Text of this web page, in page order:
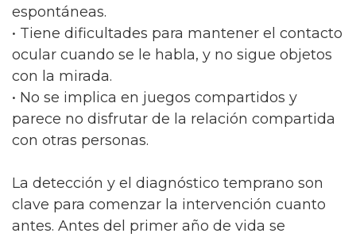
espontáneas.
• Tiene dificultades para mantener el contacto
ocular cuando se le habla, y no sigue objetos
con la mirada.
• No se implica en juegos compartidos y
parece no disfrutar de la relación compartida
con otras personas.
La detección y el diagnóstico temprano son
clave para comenzar la intervención cuanto
antes. Antes del primer año de vida se